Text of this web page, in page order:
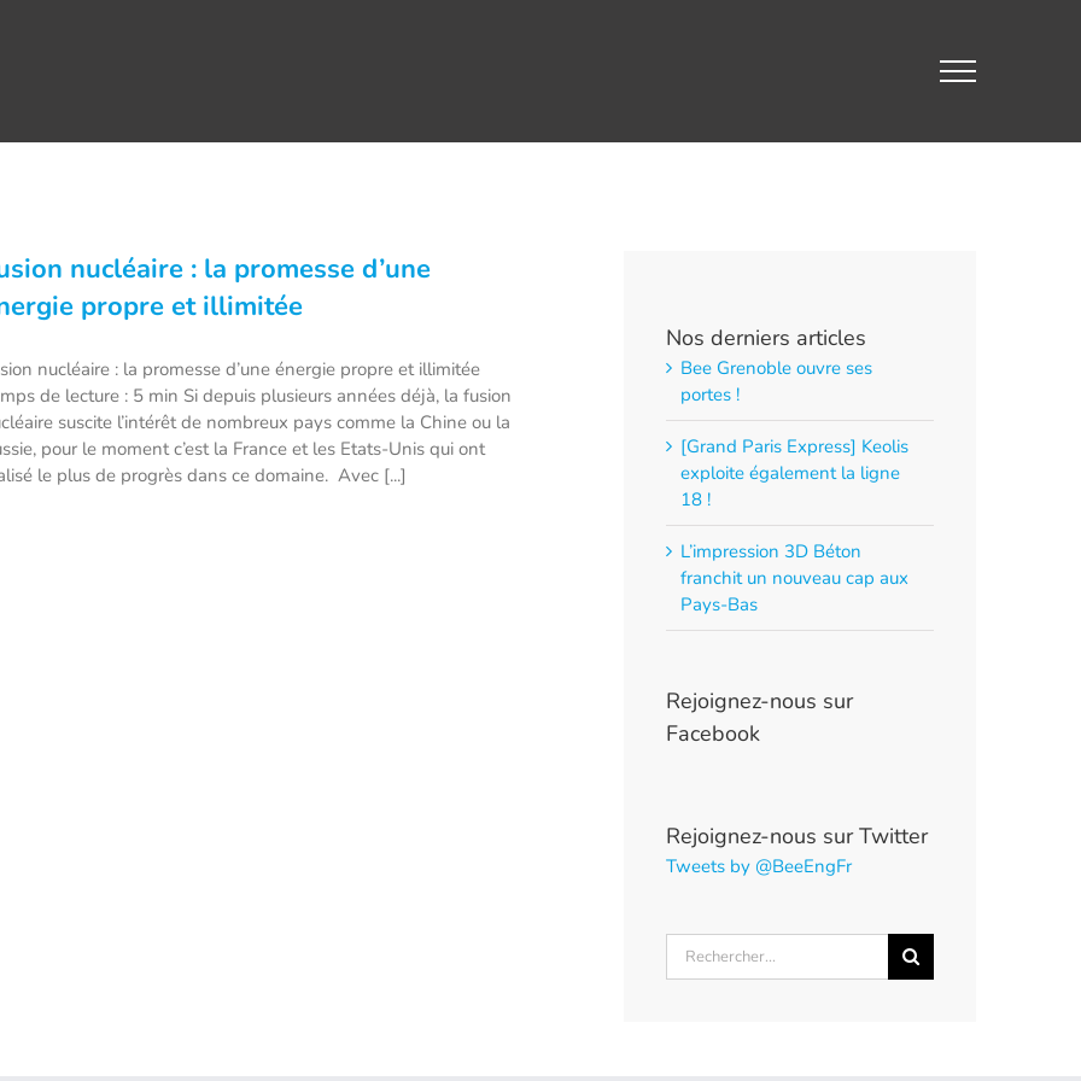
nucléaire : la promesse d’une
propre et illimitée
nucléaire : la promesse d’une énergie propre et illimitée
de lecture : 5 min Si depuis plusieurs années déjà, la fusion
suscite l’intérêt de nombreux pays comme la Chine ou la
pour le moment c’est la France et les Etats-Unis qui ont
le plus de progrès dans ce domaine. Avec [...]
Nos derniers articles
Bee Grenoble ouvre ses
portes !
[Grand Paris Express] Keolis
exploite également la ligne
18 !
L’impression 3D Béton
franchit un nouveau cap aux
Pays-Bas
Rejoignez-nous sur
Facebook
Rejoignez-nous sur Twitter
Tweets by @BeeEngFr
Rechercher: